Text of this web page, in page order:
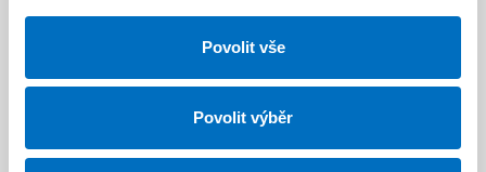
Povolit vše
Povolit výběr